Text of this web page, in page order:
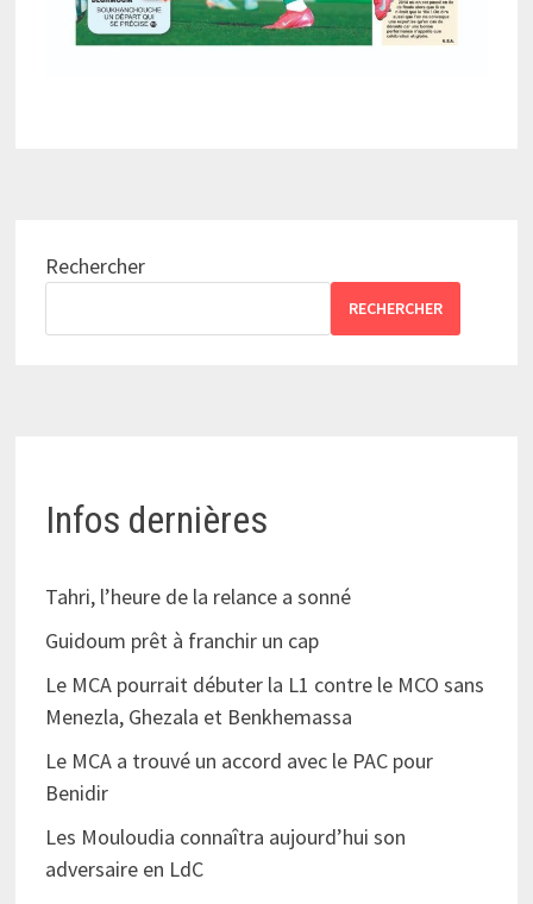
Rechercher
RECHERCHER
Infos dernières
Tahri, l’heure de la relance a sonné
Guidoum prêt à franchir un cap
Le MCA pourrait débuter la L1 contre le MCO sans
Menezla, Ghezala et Benkhemassa
Le MCA a trouvé un accord avec le PAC pour
Benidir
Les Mouloudia connaîtra aujourd’hui son
adversaire en LdC